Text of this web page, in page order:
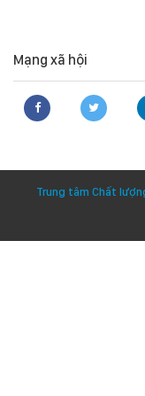
Mạng xã hội
Trung tâm Chất